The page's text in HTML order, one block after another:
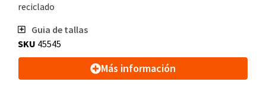
reciclado
Guia de tallas
SKU 45545
Más información